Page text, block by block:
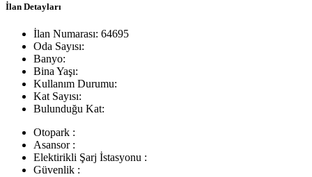
İlan Detayları
İlan Numarası: 64695
Oda Sayısı:
Banyo:
Bina Yaşı:
Kullanım Durumu:
Kat Sayısı:
Bulunduğu Kat:
Otopark :
Asansor :
Elektirikli Şarj İstasyonu :
Güvenlik :